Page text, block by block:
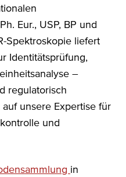
Eur., USP, BP und
Spektroskopie liefert
Identitätsprüfung,
–
regulatorisch
unsere Expertise für
und
in